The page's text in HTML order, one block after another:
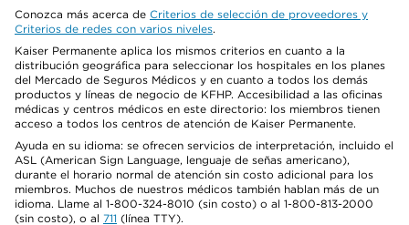
Conozca más acerca de Criterios de selección de proveedores y
Criterios de redes con varios niveles.
Kaiser Permanente aplica los mismos criterios en cuanto a la
distribución geográfica para seleccionar los hospitales en los planes
del Mercado de Seguros Médicos y en cuanto a todos los demás
productos y líneas de negocio de KFHP. Accesibilidad a las oficinas
médicas y centros médicos en este directorio: los miembros tienen
acceso a todos los centros de atención de Kaiser Permanente.
Ayuda en su idioma: se ofrecen servicios de interpretación, incluido el
ASL (American Sign Language, lenguaje de señas americano),
durante el horario normal de atención sin costo adicional para los
miembros. Muchos de nuestros médicos también hablan más de un
idioma. Llame al 1-800-324-8010 (sin costo) o al 1-800-813-2000
(sin costo), o al 711 (línea TTY).